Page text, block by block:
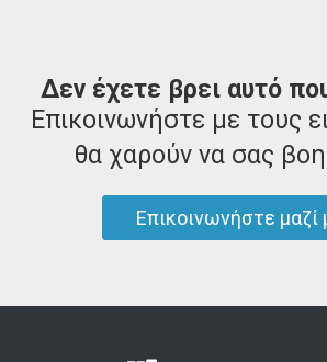
Δεν έχετε βρει αυτό
Επικοινωνήστε με τους
θα χαρούν να σας
Επικοινωνήστε μαζί